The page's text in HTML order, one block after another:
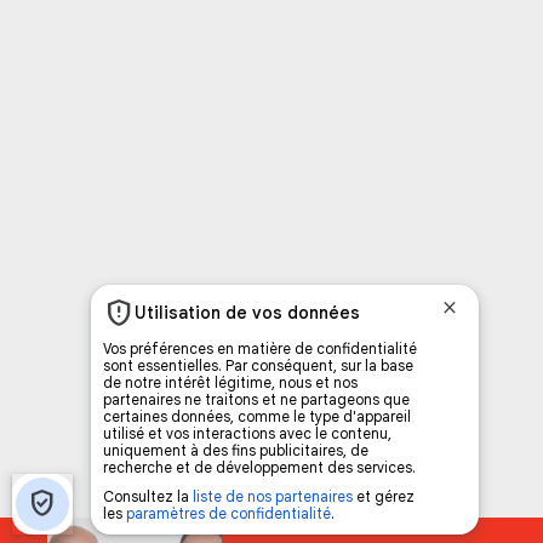
À partir de votre téléphone, allez sur le site
Ensuite cliquez sur l’icône situé au bas de votre
(celui qui représente un carré incluant une flèche
Cliquez maintenant sur l’option Ajouter sur
Faites Enregistrer en haut à droite.
Et voilà! Toutes les infos et l’écoute de votre radio
Audio